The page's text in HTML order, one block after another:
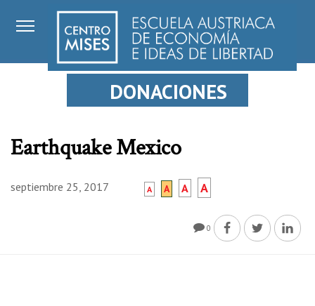
DONACIONES
Earthquake Mexico
septiembre 25, 2017 A A A A
0